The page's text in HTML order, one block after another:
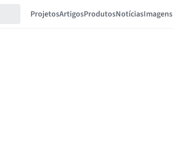
ProjetosArtigosProdutosNotíciasImagens